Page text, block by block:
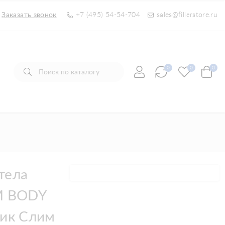
Заказать звонок +7 (495) 54-54-704 sales@fillerstore.ru
0 0 0
BODY
Слим